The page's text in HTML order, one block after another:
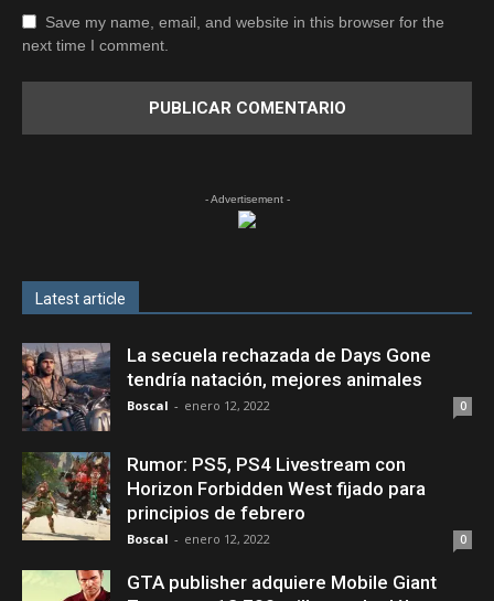
Save my name, email, and website in this browser for the
next time I comment.
- Advertisement -
Latest article
La secuela rechazada de Days Gone
tendría natación, mejores animales
Boscal - enero 12, 2022 0
Rumor: PS5, PS4 Livestream con
Horizon Forbidden West fijado para
principios de febrero
Boscal - enero 12, 2022 0
GTA publisher adquiere Mobile Giant